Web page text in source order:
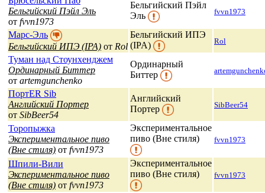
Бельгийский Пэйл Эль
от fvvn1973
Бельгийский Пэйл
Эль
fvvn1973
Марс-Эль
Бельгийский ИПЭ (IPA) от Rol
Бельгийский ИПЭ
(IPA)
Rol
Туман над Стоунхенджем
Ординарный Биттер
от artemgunchenko
Ординарный
Биттер
ПортER Sib
Английский Портер
от SibBeer54
Английский
Портер
SibBeer54
Торопыжка
Экспериментальное пиво
(Вне стиля) от fvvn1973
Экспериментальное
пиво (Вне стиля)
fvvn1973
Шпили-Вили
Экспериментальное пиво
(Вне стиля) от fvvn1973
Экспериментальное
пиво (Вне стиля)
fvvn1973